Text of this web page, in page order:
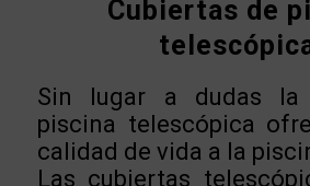
Cubiertas de
Sin lugar a dudas la
piscina telescópica
calidad de vida a la
Las cubiertas